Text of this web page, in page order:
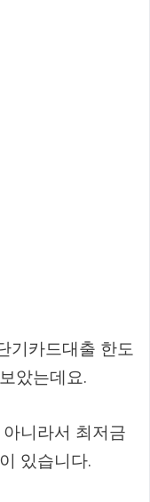
기카드대출 한도
았는데요.
니라서 최저금
있습니다.